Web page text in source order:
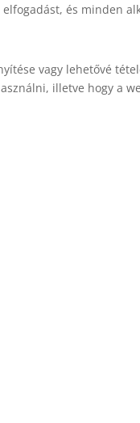
és minden
vagy lehetővé
illetve hogy a